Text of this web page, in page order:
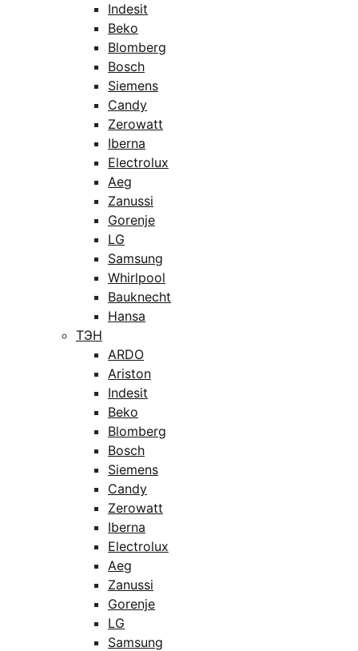
Indesit
Beko
Blomberg
Bosch
Siemens
Candy
Zerowatt
Iberna
Electrolux
Aeg
Zanussi
Gorenje
LG
Samsung
Whirlpool
Bauknecht
Hansa
ТЭН
ARDO
Ariston
Indesit
Beko
Blomberg
Bosch
Siemens
Candy
Zerowatt
Iberna
Electrolux
Aeg
Zanussi
Gorenje
LG
Samsung